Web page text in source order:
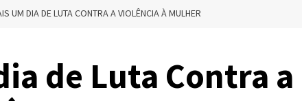
UM DIA DE LUTA CONTRA A VIOLÊNCIA À MULHER
de Luta Contra a